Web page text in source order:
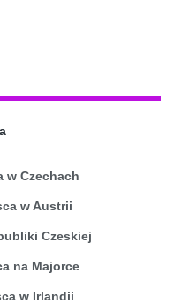
w Czechach
w Austrii
Czeskiej
na Majorce
w Irlandii